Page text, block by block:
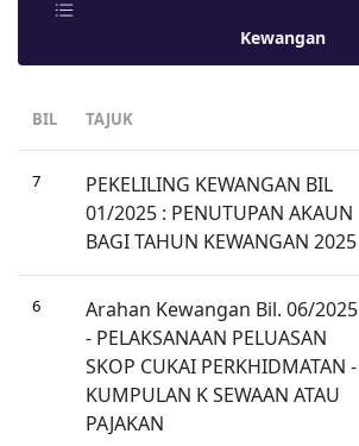
Kewangan
BIL TAJUK
7
PEKELILING KEWANGAN BIL
01/2025 : PENUTUPAN AKAUN
BAGI TAHUN KEWANGAN 2025
6
Arahan Kewangan Bil. 06/2025
- PELAKSANAAN PELUASAN
SKOP CUKAI PERKHIDMATAN -
KUMPULAN K SEWAAN ATAU
PAJAKAN